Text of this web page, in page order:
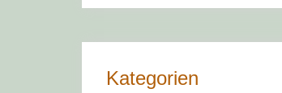
Kategorien